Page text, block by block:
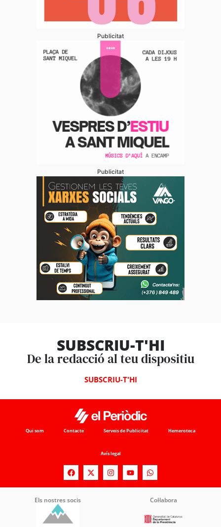
Publicitat
Publicitat
SUBSCRIU-T'HI
De la redacció al teu dispositiu
SUBSCRIU-T'HI
Qui som Contacte Serveis de Publicitat Hemeroteca
Avís legal
Els nostres socis Col·labora